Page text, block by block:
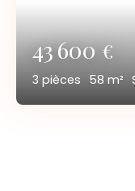
43 600€
3 pièces 58 m²